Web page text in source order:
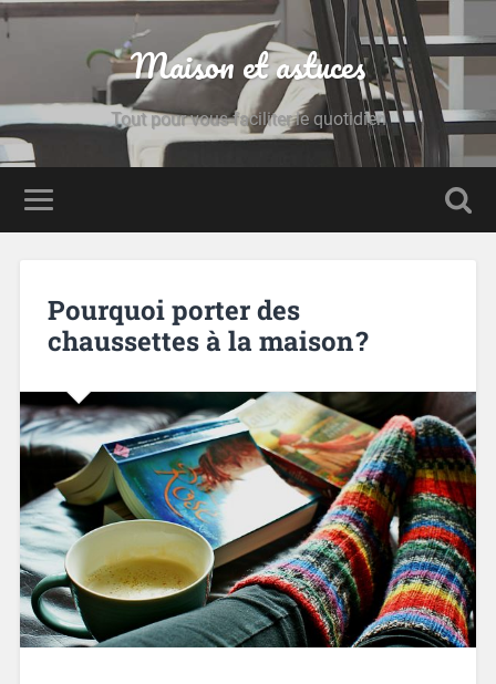
Maison et astuces
Tout pour vous faciliter le quotidien
Pourquoi porter des
chaussettes à la maison ?